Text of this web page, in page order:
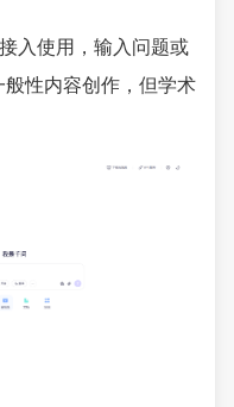
入使用，输入问题或
性内容创作，但学术